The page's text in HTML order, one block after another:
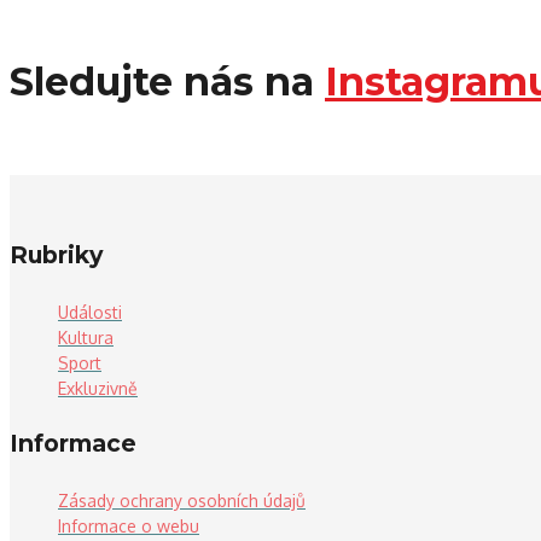
Sledujte nás na
Rubriky
Události
Kultura
Sport
Exkluzivně
Informace
Zásady ochrany osobních údajů
Informace o webu